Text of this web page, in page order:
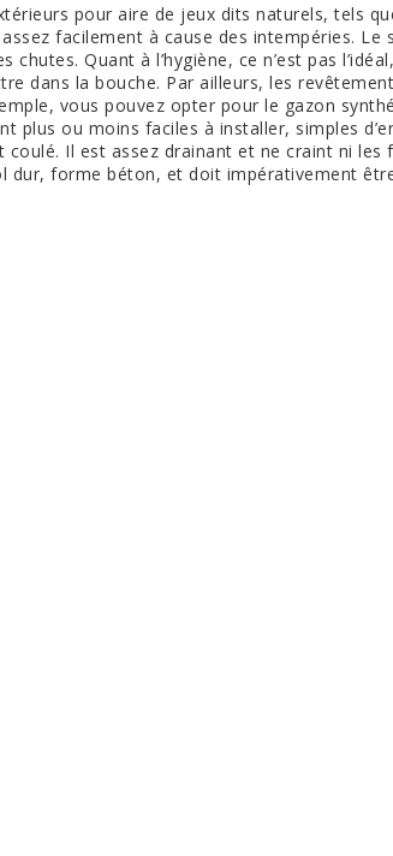
pour aire de jeux dits naturels, tels
facilement à cause des intempéries.
chutes. Quant à l’hygiène, ce n’est pas
dans la bouche. Par ailleurs, les
vous pouvez opter pour le gazon
plus ou moins faciles à installer, simples
Il est assez drainant et ne craint ni les
dur, forme béton, et doit impérativement